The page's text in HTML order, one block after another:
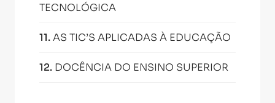
TECNOLÓGICA
11.AS TIC’S APLICADAS À EDUCAÇÃO
12. DOCÊNCIA DO ENSINO SUPERIOR